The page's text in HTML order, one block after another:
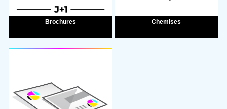
Privilégiez un PDF haute définition et à la taille.
Brochures Chemises